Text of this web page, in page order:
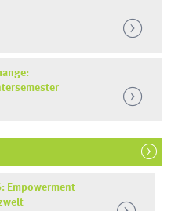
Empowerment